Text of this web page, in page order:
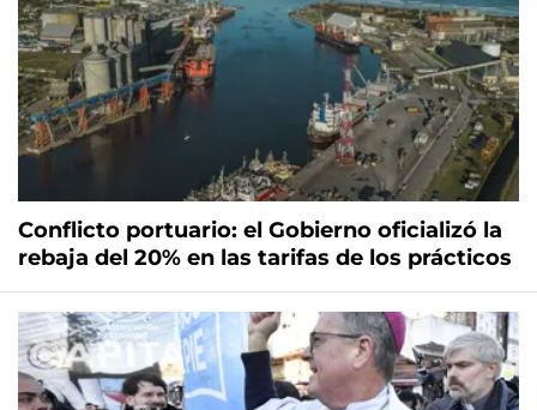
Conflicto portuario: el Gobierno oficializó la
rebaja del 20% en las tarifas de los prácticos